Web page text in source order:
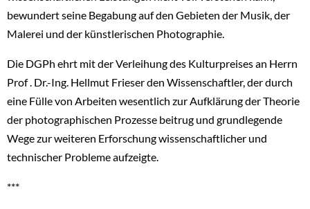
bewundert seine Begabung auf den Gebieten der Musik, der
Malerei und der künstlerischen Photographie.
Die DGPh ehrt mit der Verleihung des Kulturpreises an Herrn
Prof . Dr.-Ing. Hellmut Frieser den Wissenschaftler, der durch
eine Fülle von Arbeiten wesentlich zur Aufklärung der Theorie
der photographischen Prozesse beitrug und grundlegende
Wege zur weiteren Erforschung wissenschaftlicher und
technischer Probleme aufzeigte.
***